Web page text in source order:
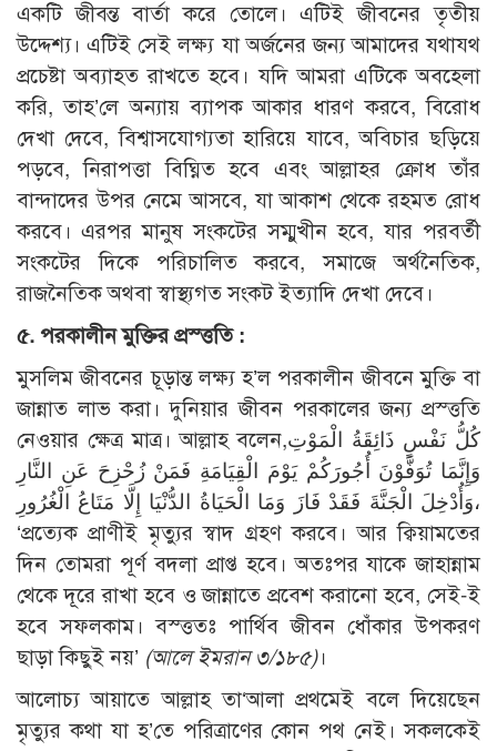
একটি জীবন্ত বার্তা করে তোলে। এটিই জীবনের তৃতীয়
উদ্দেশ্য। এটিই সেই লক্ষ্য যা অর্জনের জন্য আমাদের যথাযথ
প্রচেষ্টা অব্যাহত রাখতে হবে। যদি আমরা এটিকে অবহেলা
করি, তাহ’লে অন্যায় ব্যাপক আকার ধারণ করবে, বিরোধ
দেখা দেবে, বিশ্বাসযোগ্যতা হারিয়ে যাবে, অবিচার ছড়িয়ে
পড়বে, নিরাপত্তা বিঘ্নিত হবে এবং আল্লাহর ক্রোধ তাঁর
বান্দাদের উপর নেমে আসবে, যা আকাশ থেকে রহমত রোধ
করবে। এরপর মানুষ সংকটের সম্মুখীন হবে, যার পরবর্তী
সংকটের দিকে পরিচালিত করবে, সমাজে অর্থনৈতিক,
রাজনৈতিক অথবা স্বাস্থ্যগত সংকট ইত্যাদি দেখা দেবে।
৫. পরকালীন মুক্তির প্রস্ত্ততি :
মুসলিম জীবনের চূড়ান্ত লক্ষ্য হ’ল পরকালীন জীবনে মুক্তি বা
জান্নাত লাভ করা। দুনিয়ার জীবন পরকালের জন্য প্রস্ত্ততি
নেওয়ার ক্ষেত্র মাত্র। আল্লাহ বলেন,كُلُّ نَفْسٍ ذَائِقَةُ الْمَوْتِ
وَإِنَّمَا تُوَفَّوْنَ أُجُورَكُمْ يَوْمَ الْقِيَامَةِ فَمَنْ زُحْزِحَ عَنِ النَّارِ
وَأُدْخِلَ الْجَنَّةَ فَقَدْ فَازَ وَمَا الْحَيَاةُ الدُّنْيَا إِلَّا مَتَاعُ الْغُرُورِ،
‘প্রত্যেক প্রাণীই মৃত্যুর স্বাদ গ্রহণ করবে। আর ক্বিয়ামতের
দিন তোমরা পূর্ণ বদলা প্রাপ্ত হবে। অতঃপর যাকে জাহান্নাম
থেকে দূরে রাখা হবে ও জান্নাতে প্রবেশ করানো হবে, সেই-ই
হবে সফলকাম। বস্ত্ততঃ পার্থিব জীবন ধোঁকার উপকরণ
ছাড়া কিছুই নয়’ (আলে ইমরান ৩/১৮৫)।
আলোচ্য আয়াতে আল্লাহ তা‘আলা প্রথমেই বলে দিয়েছেন
মৃত্যুর কথা যা হ’তে পরিত্রাণের কোন পথ নেই। সকলকেই